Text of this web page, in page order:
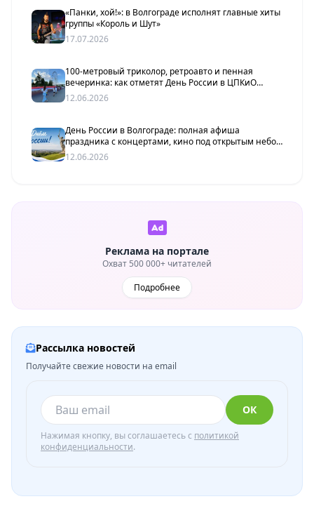
«Панки, хой!»: в Волгограде исполнят главные хиты
группы «Король и Шут»
17.07.2026
100-метровый триколор, ретроавто и пенная
вечеринка: как отметят День России в ЦПКиО
Волгограда
12.06.2026
День России в Волгограде: полная афиша
праздника с концертами, кино под открытым небом
и 100-метровым флагом
12.06.2026
Реклама на портале
Охват 500 000+ читателей
Подробнее
Рассылка новостей
Получайте свежие новости на email
ОК
Нажимая кнопку, вы соглашаетесь с политикой
конфиденциальности.